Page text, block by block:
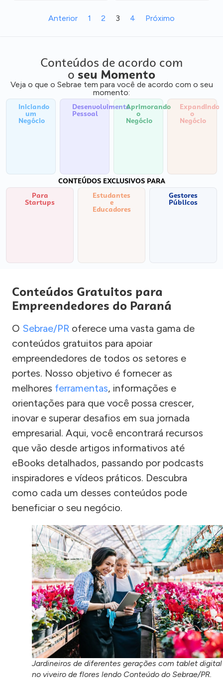
Anterior 1 2 3 4 Próximo
Conteúdos de acordo com
o seu Momento
Veja o que o Sebrae tem para você de acordo com o seu
momento:
Iniciando
um
Negócio
Desenvolvimento
Pessoal
Aprimorando
o
Negócio
Expandindo
o
Negócio
CONTEÚDOS EXCLUSIVOS PARA
Para
Startups
Estudantes
e
Educadores
Gestores
Públicos
Conteúdos Gratuitos para
Empreendedores do Paraná
O Sebrae/PR oferece uma vasta gama de
conteúdos gratuitos para apoiar
empreendedores de todos os setores e
portes. Nosso objetivo é fornecer as
melhores ferramentas, informações e
orientações para que você possa crescer,
inovar e superar desafios em sua jornada
empresarial. Aqui, você encontrará recursos
que vão desde artigos informativos até
eBooks detalhados, passando por podcasts
inspiradores e vídeos práticos. Descubra
como cada um desses conteúdos pode
beneficiar o seu negócio.
Jardineiros de diferentes gerações com tablet digital
no viveiro de flores lendo Conteúdo do Sebrae/PR.